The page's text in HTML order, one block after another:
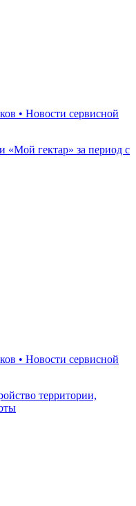
• Новости сервисной
гектар» за период с
• Новости сервисной
территории,